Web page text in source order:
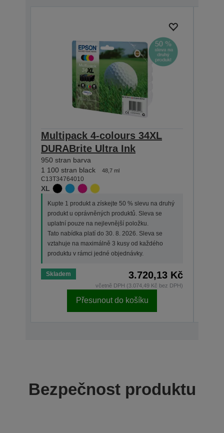
Multipack 4-colours 34XL
DURABrite Ultra Ink
950 stran barva
1 100 stran black
48,7 ml
C13T34764010
XL
Kupte 1 produkt a získejte 50 % slevu na druhý
produkt u oprávněných produktů. Sleva se
uplatní pouze na nejlevnější položku.
Tato nabídka platí do 30. 8. 2026. Sleva se
vztahuje na maximálně 3 kusy od každého
produktu v rámci jedné objednávky.
Skladem 3.720,13 Kč
včetně DPH (3.074,49 Kč bez DPH)
Přesunout do košíku
Bezpečnost produktu